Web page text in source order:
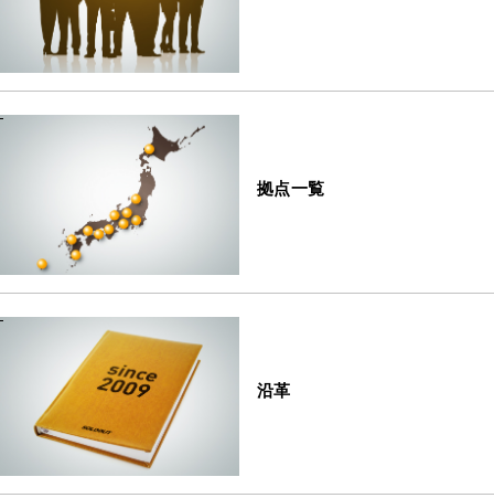
拠点一覧
沿革